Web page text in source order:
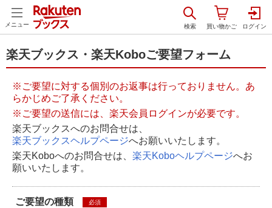
メニュー
楽天ブックス・楽天Koboご要望フォーム
※ご要望に対する個別のお返事は行っておりません。あ
らかじめご了承ください。
※ご要望の送信には、楽天会員ログインが必要です。
楽天ブックスへのお問合せは、
楽天ブックスヘルプページへお願いいたします。
楽天Koboへのお問合せは、 楽天Koboヘルプページへお
願いいたします。
ご要望の種類 必須